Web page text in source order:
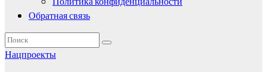
Обратная связь
Нацпроекты